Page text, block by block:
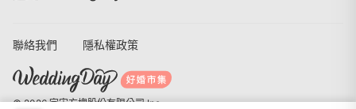
聯絡我們 隱私權政策
© 2026 宇宙方塊股份有限公司 Inc.